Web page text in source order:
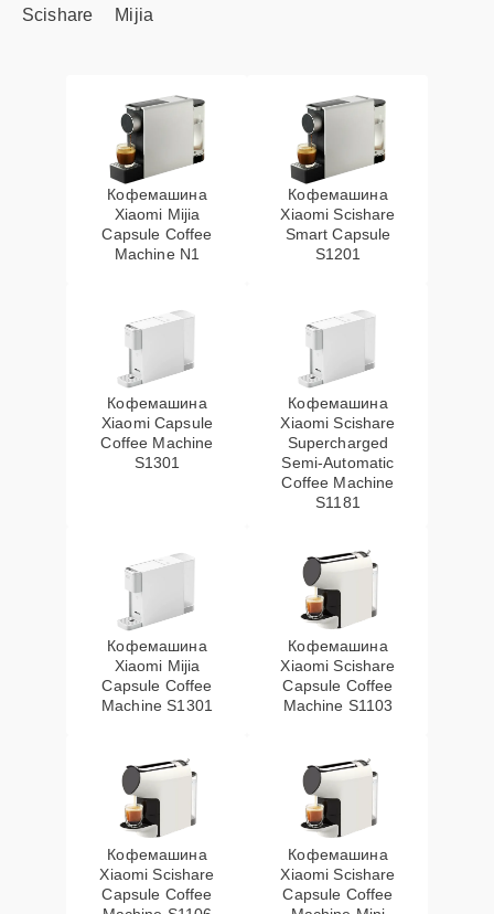
Scishare
Mijia
Кофемашина
Xiaomi Mijia
Capsule Coffee
Machine N1
Кофемашина
Xiaomi Scishare
Smart Capsule
S1201
Кофемашина
Xiaomi Capsule
Coffee Machine
S1301
Кофемашина
Xiaomi Scishare
Supercharged
Semi‑Automatic
Coffee Machine
S1181
Кофемашина
Xiaomi Mijia
Capsule Coffee
Machine S1301
Кофемашина
Xiaomi Scishare
Capsule Coffee
Machine S1103
Кофемашина
Xiaomi Scishare
Capsule Coffee
Кофемашина
Xiaomi Scishare
Capsule Coffee